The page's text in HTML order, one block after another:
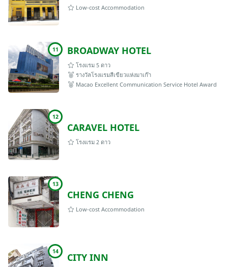
Low-cost Accommodation
11 BROADWAY HOTEL
โรงแรม 5 ดาว
รางวัลโรงแรมสีเขียวแห่งมาเก๊า
Macao Excellent Communication Service Hotel Award
12
CARAVEL HOTEL
โรงแรม 2 ดาว
13
CHENG CHENG
Low-cost Accommodation
14 CITY INN